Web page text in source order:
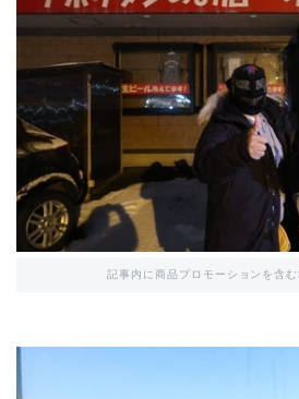
記事内に商品プロモーションを含